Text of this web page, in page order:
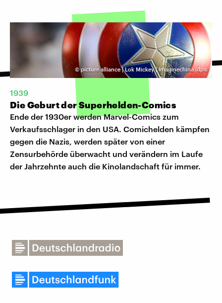
©picture alliance | Lok Mickey | Imaginechina |dpa
1939
Die Geburt der Superhelden-Comics
Ende der 1930er werden Marvel-Comics zum
Verkaufsschlager in den USA. Comichelden kämpfen
gegen die Nazis, werden später von einer
Zensurbehörde überwacht und verändern im Laufe
der Jahrzehnte auch die Kinolandschaft für immer.